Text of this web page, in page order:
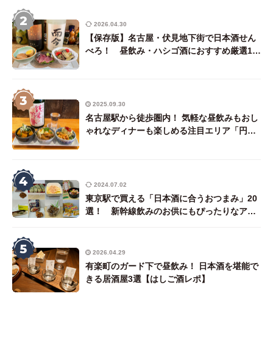
2026.04.30
2
【保存版】名古屋・伏見地下街で日本酒せん
べろ！ 昼飲み・ハシゴ酒におすすめ厳選18
2025.09.30
3
名古屋駅から徒歩圏内！ 気軽な昼飲みもおし
ゃれなディナーも楽しめる注目エリア「円頓
2024.07.02
4
東京駅で買える「日本酒に合うおつまみ」20
選！ 新幹線飲みのお供にもぴったりなアテ
2026.04.29
5
有楽町のガード下で昼飲み！ 日本酒を堪能で
きる居酒屋3選【はしご酒レポ】